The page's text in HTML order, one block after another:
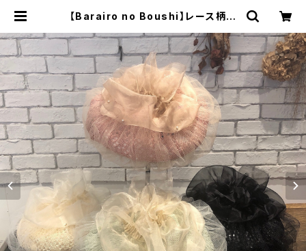
【Barairo no Boushi】レース柄ニ
レー L007620 | 広島の帽子専
門店SHAPPO（シャッポ）